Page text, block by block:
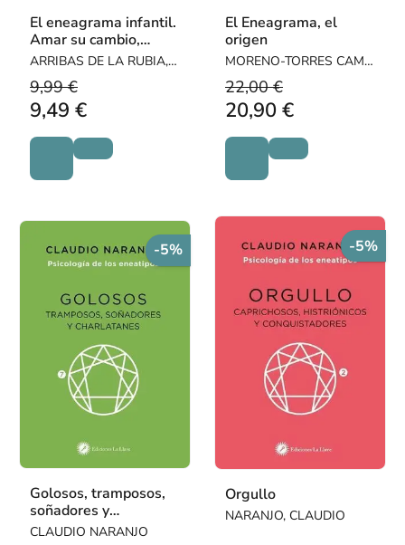
El eneagrama infantil.
Amar su cambio,
apoyar su proceso
carácter
ARRIBAS DE LA RUBIA,
LUIS
9,99 €
9,49 €
El Eneagrama, el
origen
MORENO-TORRES CAMY,
MACARENA
22,00 €
20,90 €
-5%
Golosos, tramposos,
soñadores y
charlatanes
CLAUDIO NARANJO
-5%
Orgullo
NARANJO, CLAUDIO